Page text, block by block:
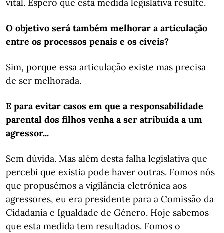
vital. Espero que esta medida legislativa resulte.
O objetivo será também melhorar a articulação
entre os processos penais e os cíveis?
Sim, porque essa articulação existe mas precisa
de ser melhorada.
E para evitar casos em que a responsabilidade
parental dos filhos venha a ser atribuída a um
agressor...
Sem dúvida. Mas além desta falha legislativa que
percebi que existia pode haver outras. Fomos nós
que propusémos a vigilância eletrónica aos
agressores, eu era presidente para a Comissão da
Cidadania e Igualdade de Género. Hoje sabemos
que esta medida tem resultados. Fomos o